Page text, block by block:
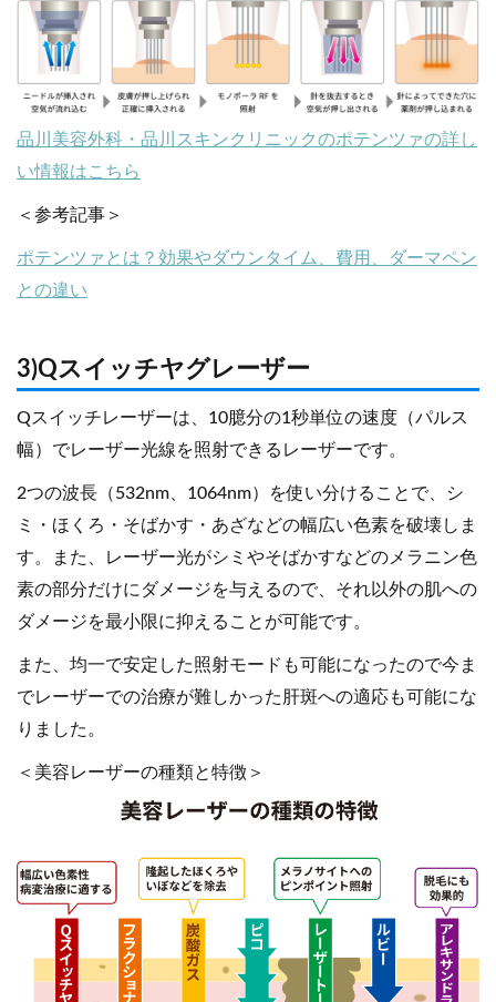
品川美容外科・品川スキンクリニックのポテンツァの詳し
い情報はこちら
＜参考記事＞
ポテンツァとは？効果やダウンタイム、費用、ダーマペン
との違い
3)Qスイッチヤグレーザー
Qスイッチレーザーは、10臆分の1秒単位の速度（パルス
幅）でレーザー光線を照射できるレーザーです。
2つの波長（532nm、1064nm）を使い分けることで、シ
ミ・ほくろ・そばかす・あざなどの幅広い色素を破壊しま
す。また、レーザー光がシミやそばかすなどのメラニン色
素の部分だけにダメージを与えるので、それ以外の肌への
ダメージを最小限に抑えることが可能です。
また、均一で安定した照射モードも可能になったので今ま
でレーザーでの治療が難しかった肝斑への適応も可能にな
りました。
＜美容レーザーの種類と特徴＞